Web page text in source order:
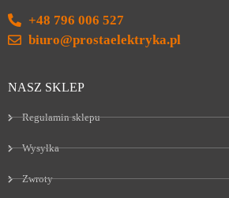
+48 796 006 527
biuro@prostaelektryka.pl
NASZ SKLEP
Regulamin sklepu
Wysyłka
Zwroty